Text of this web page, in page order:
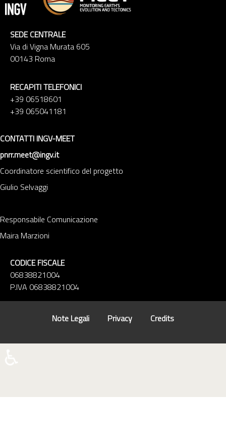
SEDE CENTRALE
Via di Vigna Murata 605
00143 Roma
RECAPITI TELEFONICI
+39 06518601
+39 065041181
CONTATTI INGV-MEET
pnrr.meet@ingv.it
Coordinatore scientifico del progetto
Giulio Selvaggi
Responsabile Comunicazione
Maira Marzioni
CODICE FISCALE
06838821004
P.IVA 06838821004
Note Legali Privacy Credits